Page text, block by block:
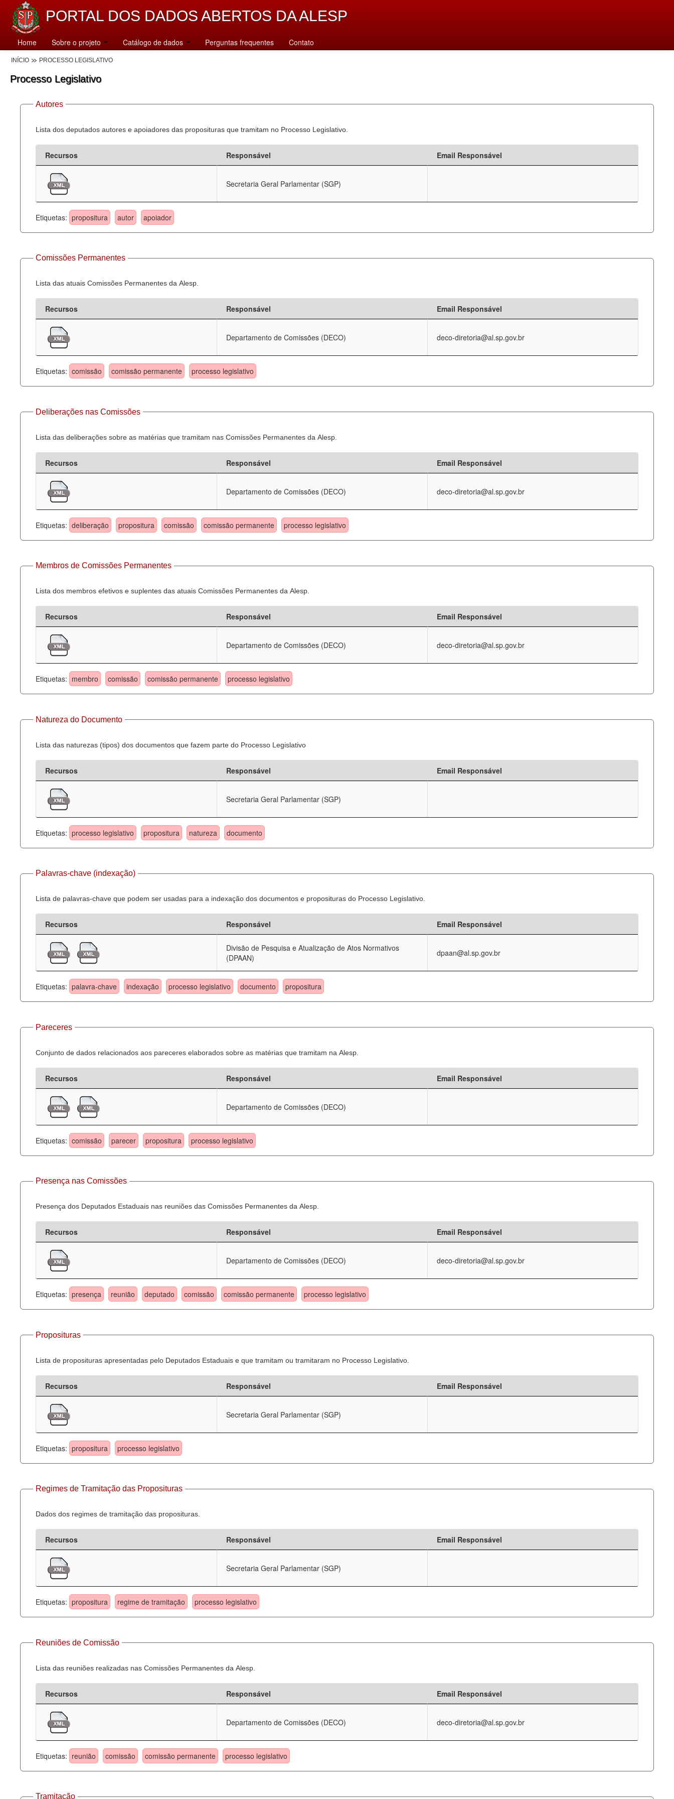
PORTAL DOS DADOS ABERTOS DA ALESP
Home Sobre o projeto Catálogo de dados Perguntas frequentes Contato
INÍCIO PROCESSO LEGISLATIVO
Processo Legislativo
Autores
Lista dos deputados autores e apoiadores das proposituras que tramitam no Processo Legislativo.
Recursos Responsável Email Responsável
Secretaria Geral Parlamentar (SGP)
Etiquetas: propositura autor apoiador
Comissões Permanentes
Lista das atuais Comissões Permanentes da Alesp.
Recursos Responsável Email Responsável
Departamento de Comissões (DECO) deco-diretoria@al.sp.gov.br
Etiquetas: comissão comissão permanente processo legislativo
Deliberações nas Comissões
Lista das deliberações sobre as matérias que tramitam nas Comissões Permanentes da Alesp.
Recursos Responsável Email Responsável
Departamento de Comissões (DECO) deco-diretoria@al.sp.gov.br
Etiquetas: deliberação propositura comissão comissão permanente processo legislativo
Membros de Comissões Permanentes
Lista dos membros efetivos e suplentes das atuais Comissões Permanentes da Alesp.
Recursos Responsável Email Responsável
Departamento de Comissões (DECO) deco-diretoria@al.sp.gov.br
Etiquetas: membro comissão comissão permanente processo legislativo
Natureza do Documento
Lista das naturezas (tipos) dos documentos que fazem parte do Processo Legislativo
Recursos Responsável Email Responsável
Secretaria Geral Parlamentar (SGP)
Etiquetas: processo legislativo propositura natureza documento
Palavras-chave (indexação)
Lista de palavras-chave que podem ser usadas para a indexação dos documentos e proposituras do Processo Legislativo.
Recursos Responsável Email Responsável
Divisão de Pesquisa e Atualização de Atos Normativos
(DPAAN)
dpaan@al.sp.gov.br
Etiquetas: palavra-chave indexação processo legislativo documento propositura
Pareceres
Conjunto de dados relacionados aos pareceres elaborados sobre as matérias que tramitam na Alesp.
Recursos Responsável Email Responsável
Departamento de Comissões (DECO)
Etiquetas: comissão parecer propositura processo legislativo
Presença nas Comissões
Presença dos Deputados Estaduais nas reuniões das Comissões Permanentes da Alesp.
Recursos Responsável Email Responsável
Departamento de Comissões (DECO) deco-diretoria@al.sp.gov.br
Etiquetas: presença reunião deputado comissão comissão permanente processo legislativo
Proposituras
Lista de proposituras apresentadas pelo Deputados Estaduais e que tramitam ou tramitaram no Processo Legislativo.
Recursos Responsável Email Responsável
Secretaria Geral Parlamentar (SGP)
Etiquetas: propositura processo legislativo
Regimes de Tramitação das Proposituras
Dados dos regimes de tramitação das proposituras.
Recursos Responsável Email Responsável
Secretaria Geral Parlamentar (SGP)
Etiquetas: propositura regime de tramitação processo legislativo
Reuniões de Comissão
Lista das reuniões realizadas nas Comissões Permanentes da Alesp.
Recursos Responsável Email Responsável
Departamento de Comissões (DECO) deco-diretoria@al.sp.gov.br
Etiquetas: reunião comissão comissão permanente processo legislativo
Tramitação